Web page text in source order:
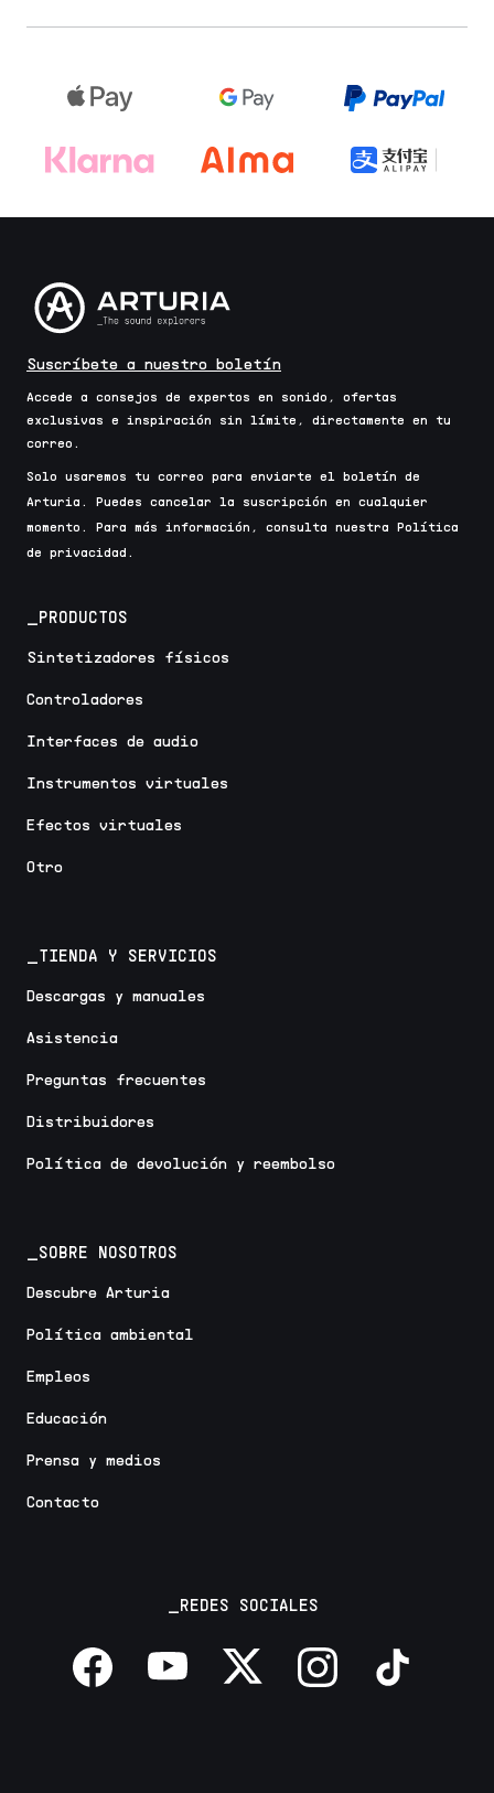
Suscríbete a nuestro boletín
Accede a consejos de expertos en sonido, ofertas
exclusivas e inspiración sin límite, directamente en tu
correo.
Solo usaremos tu correo para enviarte el boletín de
Arturia. Puedes cancelar la suscripción en cualquier
momento. Para más información, consulta nuestra Política
de privacidad.
_PRODUCTOS
Sintetizadores físicos
Controladores
Interfaces de audio
Instrumentos virtuales
Efectos virtuales
Otro
_TIENDA Y SERVICIOS
Descargas y manuales
Asistencia
Preguntas frecuentes
Distribuidores
Política de devolución y reembolso
_SOBRE NOSOTROS
Descubre Arturia
Política ambiental
Empleos
Educación
Prensa y medios
Contacto
_REDES SOCIALES